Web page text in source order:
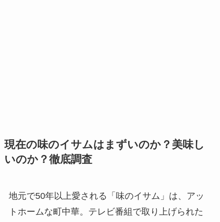
現在の味のイサムはまずいのか？美味し
いのか？徹底調査
地元で50年以上愛される「味のイサム」は、アッ
トホームな町中華。テレビ番組で取り上げられた